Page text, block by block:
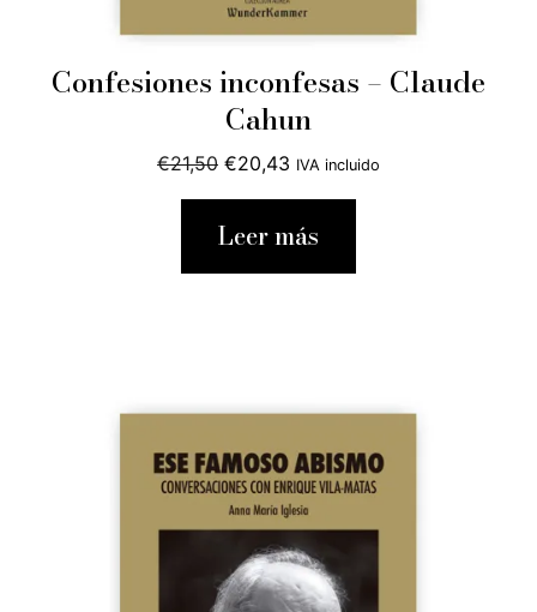
Confesiones inconfesas – Claude
Cahun
€21,50 El
precio
original
€20,43 El
precio
actual
IVA incluido
Leer más